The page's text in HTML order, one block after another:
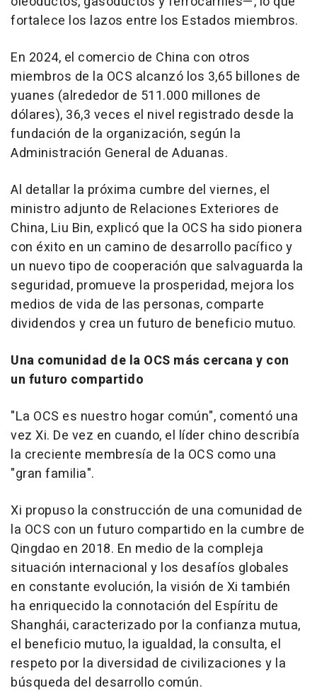
fortalece los lazos entre los Estados miembros.
En 2024, el comercio de China con otros
miembros de la OCS alcanzó los 3,65 billones de
yuanes (alrededor de 511.000 millones de
dólares), 36,3 veces el nivel registrado desde la
fundación de la organización, según la
Administración General de Aduanas.
Al detallar la próxima cumbre del viernes, el
ministro adjunto de Relaciones Exteriores de
China, Liu Bin, explicó que la OCS ha sido pionera
con éxito en un camino de desarrollo pacífico y
un nuevo tipo de cooperación que salvaguarda la
seguridad, promueve la prosperidad, mejora los
medios de vida de las personas, comparte
dividendos y crea un futuro de beneficio mutuo.
Una comunidad de la OCS más cercana y con
un futuro compartido
"La OCS es nuestro hogar común", comentó una
vez Xi. De vez en cuando, el líder chino describía
la creciente membresía de la OCS como una
"gran familia".
Xi propuso la construcción de una comunidad de
la OCS con un futuro compartido en la cumbre de
Qingdao en 2018. En medio de la compleja
situación internacional y los desafíos globales
en constante evolución, la visión de Xi también
ha enriquecido la connotación del Espíritu de
Shanghái, caracterizado por la confianza mutua,
el beneficio mutuo, la igualdad, la consulta, el
respeto por la diversidad de civilizaciones y la
búsqueda del desarrollo común.